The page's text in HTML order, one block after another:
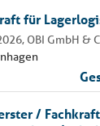
für
OBI GmbH &
/